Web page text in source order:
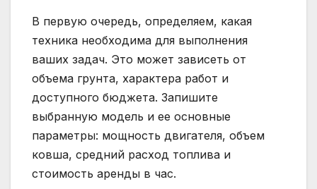
В первую очередь, определяем, какая
техника необходима для выполнения
ваших задач. Это может зависеть от
объема грунта, характера работ и
доступного бюджета. Запишите
выбранную модель и ее основные
параметры: мощность двигателя, объем
ковша, средний расход топлива и
стоимость аренды в час.